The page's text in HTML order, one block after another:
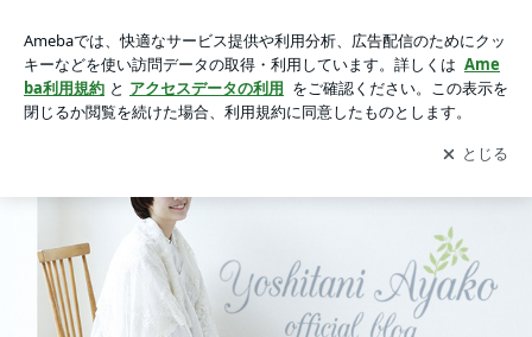
Powered by Ameba
アプリをダウンロードして ブログの更新通知
を受け取りまし
ょう。
開く